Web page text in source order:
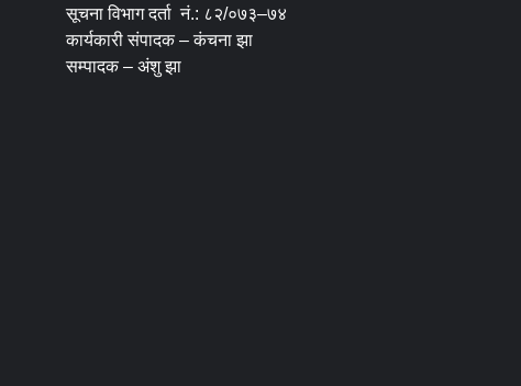
सूचना विभाग दर्ता नं.: ८२/०७३–७४
कार्यकारी संपादक – कंचना झा
सम्पादक – अंशु झा